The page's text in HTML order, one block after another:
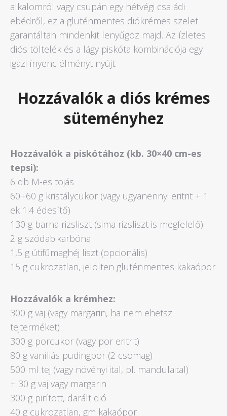
alkalomról vagy csupán egy hétvégi családi
ebédről, ez a gluténmentes diókrémes szelet
garantáltan mindenkit lenyűgöz majd. Az ízletes
diós töltelék és a lágy piskóta kombinációja egy
igazi ínyenc élményt nyújt.
Hozzávalók a diós krémes
süteményhez
Hozzávalók a piskótához (kb. 30×40 cm-es
tepsi):
6 db M-es tojás
60+60 g kristálycukor (vagy ugyanennyi eritrit + 1
ek 1:4 édesítő)
130 g barna rizsliszt (sima rizsliszt is megfelelő)
2 g szódabikarbóna
1,5 g útifűmaghéj liszt (opcionális)
15 g cukrozatlan, jelölten gluténmentes kakaópor
Hozzávalók a krémhez:
300 g vaj (vagy margarin, ha nem ehetsz
tejterméket)
300 g porcukor (vagy por eritrit)
80 g vaníliás pudingpor (2 csomag)
500 ml tej (vagy növényi ital, pl. mandulaital)
+ 30 g vaj vagy margarin
300 g pirított, darált dió
40 g cukrozatlan, gm kakaópor